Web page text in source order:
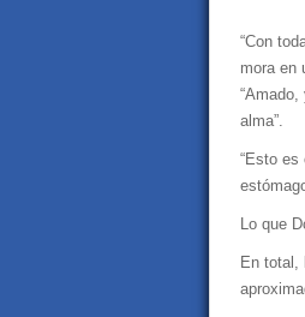
“Con
mora en
alma”.
“Esto es
Lo que
En total,